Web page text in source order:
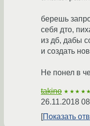
берешь
себя дто,
из дб, дабы
и создать
Не понел в
takino ★★★★★
26.11.2018
Показать